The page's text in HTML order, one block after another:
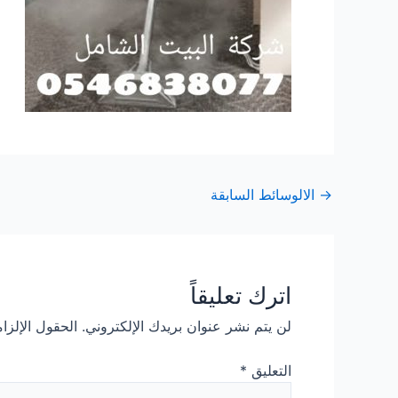
Post
→ الالوسائط السابقة
اترك تعليقاً
لن يتم نشر عنوان بريدك الإلكتروني. الحقول
التعليق *